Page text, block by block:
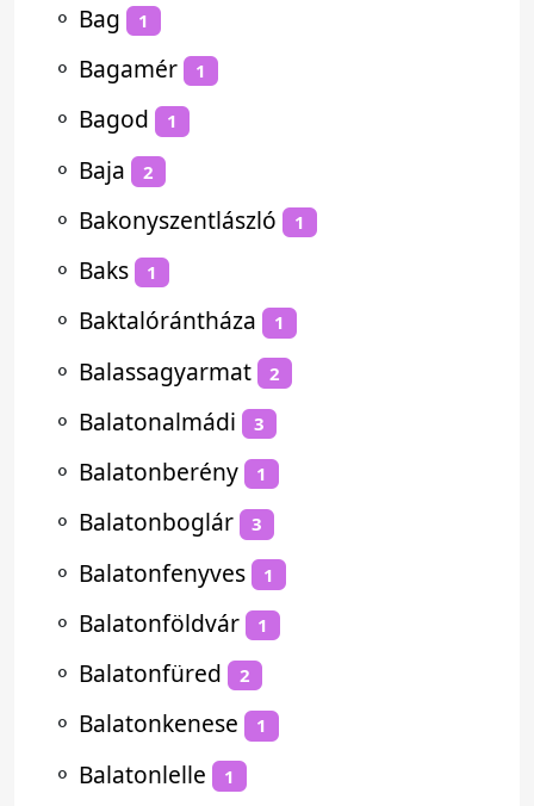
⚬ Bag 1
⚬ Bagamér 1
⚬ Bagod 1
⚬ Baja 2
⚬ Bakonyszentlászló 1
⚬ Baks 1
⚬ Baktalórántháza 1
⚬ Balassagyarmat 2
⚬ Balatonalmádi 3
⚬ Balatonberény 1
⚬ Balatonboglár 3
⚬ Balatonfenyves 1
⚬ Balatonföldvár 1
⚬ Balatonfüred 2
⚬ Balatonkenese 1
⚬ Balatonlelle 1